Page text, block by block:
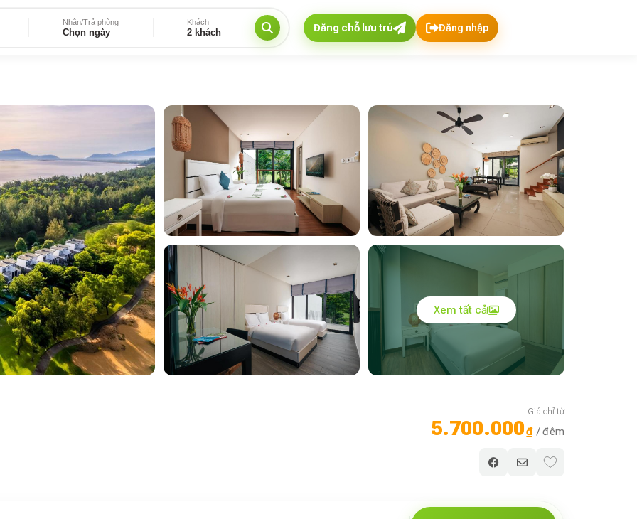
Nhận/Trả phòng
Chọn ngày
Khách
2 khách Đăng chỗ lưu trú Đăng nhập
Xem tất cả
Giá chỉ từ
5.700.000₫ / đêm